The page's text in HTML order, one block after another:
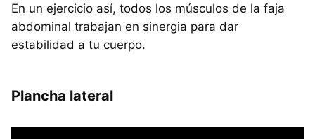
En un ejercicio así, todos los músculos de la faja
abdominal trabajan en sinergia para dar
estabilidad a tu cuerpo.
Plancha lateral